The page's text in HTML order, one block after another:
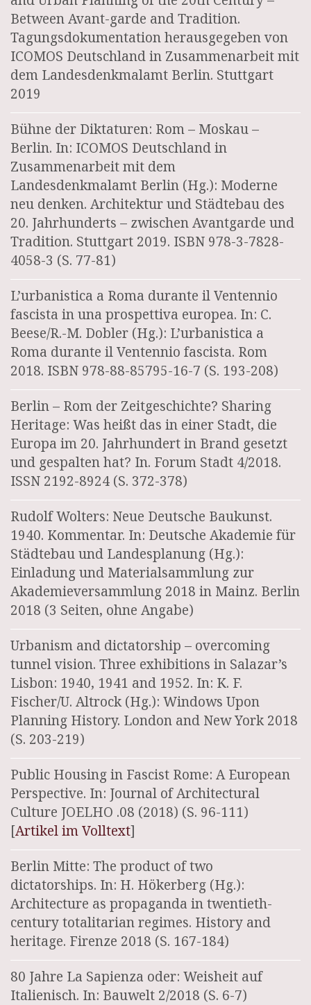
Between Avant-garde and Tradition.
Tagungsdokumentation herausgegeben von
ICOMOS Deutschland in Zusammenarbeit mit
dem Landesdenkmalamt Berlin. Stuttgart
2019
Bühne der Diktaturen: Rom – Moskau –
Berlin. In: ICOMOS Deutschland in
Zusammenarbeit mit dem
Landesdenkmalamt Berlin (Hg.): Moderne
neu denken. Architektur und Städtebau des
20. Jahrhunderts – zwischen Avantgarde und
Tradition. Stuttgart 2019. ISBN 978-3-7828-
4058-3 (S. 77-81)
L’urbanistica a Roma durante il Ventennio
fascista in una prospettiva europea. In: C.
Beese/R.-M. Dobler (Hg.): L’urbanistica a
Roma durante il Ventennio fascista. Rom
2018. ISBN 978-88-85795-16-7 (S. 193-208)
Berlin – Rom der Zeitgeschichte? Sharing
Heritage: Was heißt das in einer Stadt, die
Europa im 20. Jahrhundert in Brand gesetzt
und gespalten hat? In. Forum Stadt 4/2018.
ISSN 2192-8924 (S. 372-378)
Rudolf Wolters: Neue Deutsche Baukunst.
1940. Kommentar. In: Deutsche Akademie für
Städtebau und Landesplanung (Hg.):
Einladung und Materialsammlung zur
Akademieversammlung 2018 in Mainz. Berlin
2018 (3 Seiten, ohne Angabe)
Urbanism and dictatorship – overcoming
tunnel vision. Three exhibitions in Salazar’s
Lisbon: 1940, 1941 and 1952. In: K. F.
Fischer/U. Altrock (Hg.): Windows Upon
Planning History. London and New York 2018
(S. 203-219)
Public Housing in Fascist Rome: A European
Perspective. In: Journal of Architectural
Culture JOELHO .08 (2018) (S. 96-111)
[Artikel im Volltext]
Berlin Mitte: The product of two
dictatorships. In: H. Hökerberg (Hg.):
Architecture as propaganda in twentieth-
century totalitarian regimes. History and
heritage. Firenze 2018 (S. 167-184)
80 Jahre La Sapienza oder: Weisheit auf
Italienisch. In: Bauwelt 2/2018 (S. 6-7)